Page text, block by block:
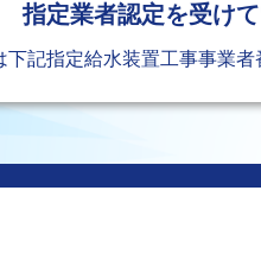
指定業者認定を受けて
記指定給水装置工事事業者